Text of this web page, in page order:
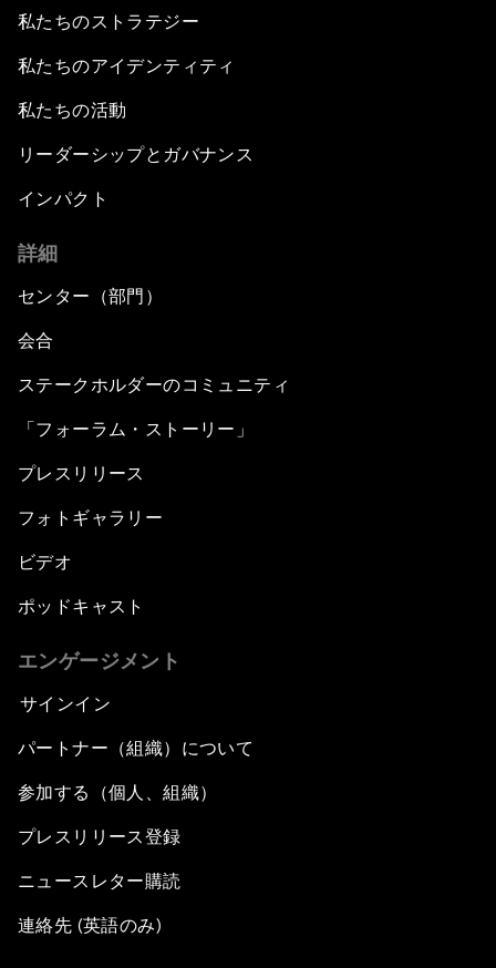
私たちのストラテジー
私たちのアイデンティティ
私たちの活動
リーダーシップとガバナンス
インパクト
詳細
センター（部門）
会合
ステークホルダーのコミュニティ
「フォーラム・ストーリー」
プレスリリース
フォトギャラリー
ビデオ
ポッドキャスト
エンゲージメント
サインイン
パートナー（組織）について
参加する（個人、組織）
プレスリリース登録
ニュースレター購読
連絡先 (英語のみ)